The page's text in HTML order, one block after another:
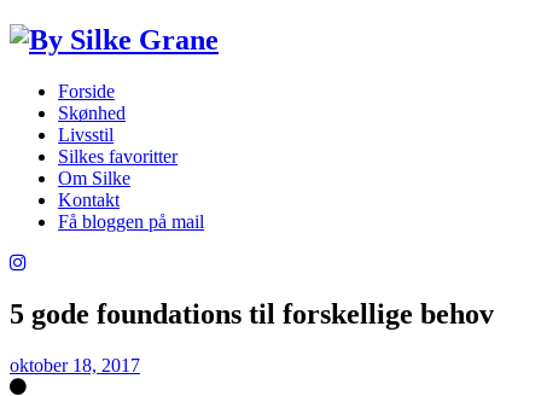
Forside
Skønhed
Livsstil
Silkes favoritter
Om Silke
Kontakt
Få bloggen på mail
5 gode foundations til forskellige behov
oktober 18, 2017